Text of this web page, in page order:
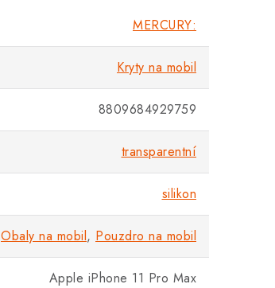
MERCURY:
Kryty na mobil
8809684929759
transparentní
silikon
Obaly na mobil, Pouzdro na mobil
Apple iPhone 11 Pro Max